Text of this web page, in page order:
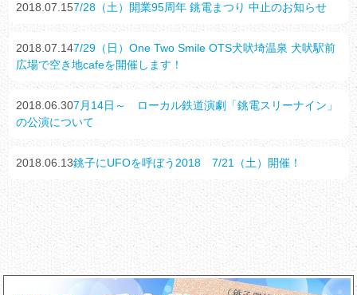
2018.07.157/28（土）開業95周年 銚電まつり 中止のお知らせ
2018.07.147/29（日）One Two Smile OTS犬吠埼温泉 犬吠駅前
広場で空き地cafeを開催します！
2018.06.307月14日～ ローカル鉄道演劇「銚電スリーナイン」
の公演について
2018.06.13銚子にUFOを呼ぼう2018 7/21（土）開催！